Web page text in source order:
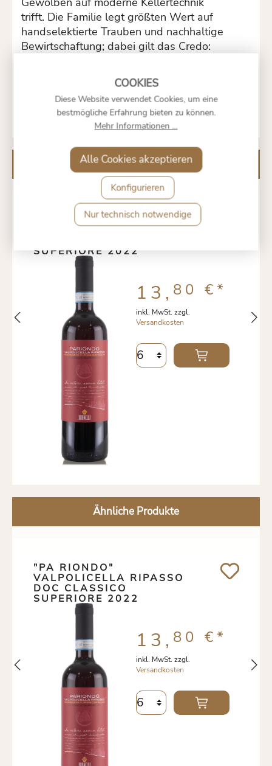
trifft. Die Familie legt größten Wert auf
handselektierte Trauben und nachhaltige
Bewirtschaftung; dabei gilt das Credo:
Qualität. So bewahrt man typischen
Amarone-Charakter, ohne auf zeitgemäßes
Know‑how zu verzichten.
Kunden kauften auch
"PA RIONDO"
VALPOLICELLA RIPASSO
SUPERIORE 2022
inkl. MwSt. zzgl.
Versandkosten
13, 80 €*
Ähnliche Produkte
"PA RIONDO"
VALPOLICELLA RIPASSO
DOC CLASSICO
SUPERIORE 2022
inkl. MwSt. zzgl.
Versandkosten
13, 80 €*
Diese Website verwendet Cookies, um eine
bestmögliche Erfahrung bieten zu können.
Mehr Informationen ...
Nur technisch notwendige
Konfigurieren
Alle Cookies akzeptieren